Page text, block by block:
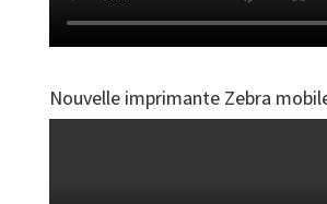
Nouvelle imprimante Zebra